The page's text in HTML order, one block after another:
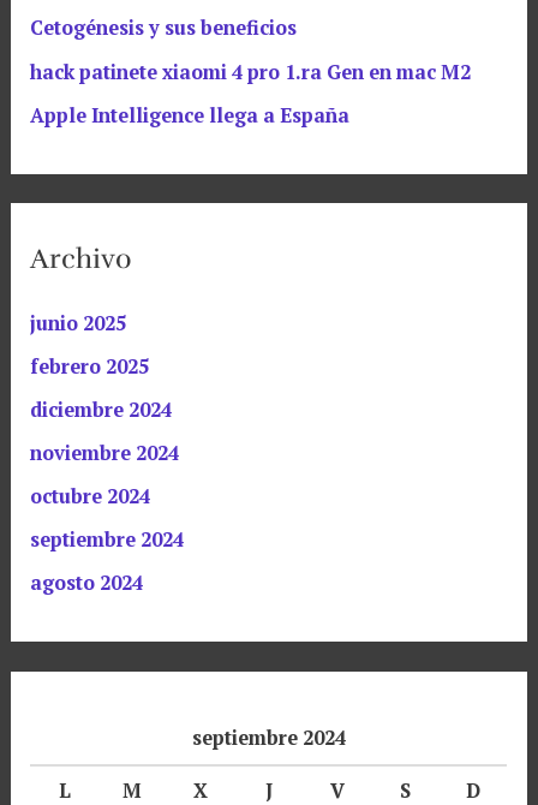
Cetogénesis y sus beneficios
hack patinete xiaomi 4 pro 1.ra Gen en mac M2
Apple Intelligence llega a España
Archivo
junio 2025
febrero 2025
diciembre 2024
noviembre 2024
octubre 2024
septiembre 2024
agosto 2024
septiembre 2024
L
M X J V S
D